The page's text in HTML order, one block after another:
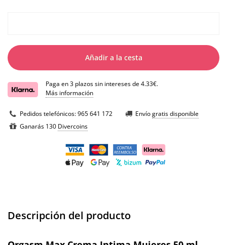
Añadir a la cesta
Paga en 3 plazos sin intereses de 4.33€.
Más información
Pedidos telefónicos:965 641 172 Envíogratis disponible
Ganarás 130 Divercoins
Descripción del producto